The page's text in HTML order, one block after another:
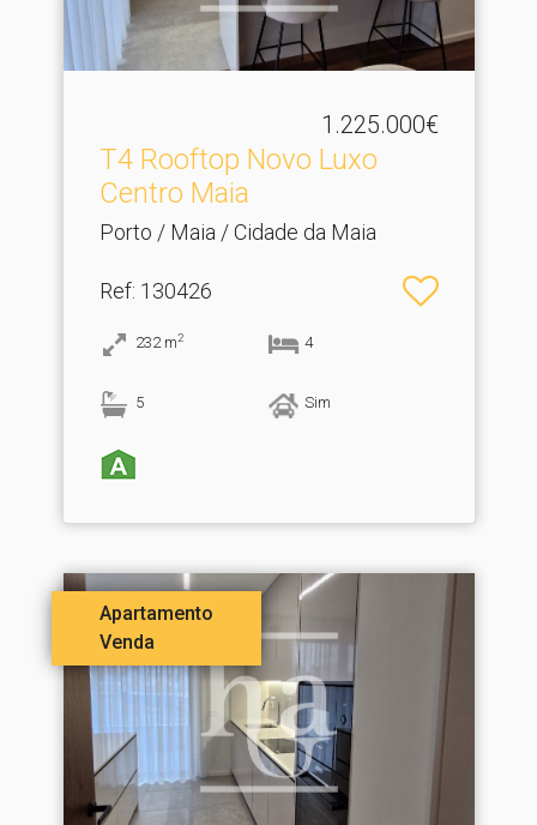
1.225.000€
T4 Rooftop Novo Luxo
Centro Maia
Porto / Maia / Cidade da Maia
Ref: 130426
232 m2 4
5 Sim
Apartamento
Venda